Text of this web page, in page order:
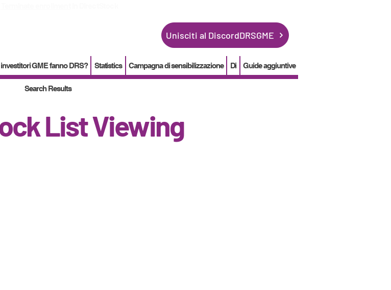
Unisciti al DiscordDRSGME
GME fanno DRS? Statistics Campagna di sensibilizzazione Di Guide aggiuntive
Search Results
List Viewing